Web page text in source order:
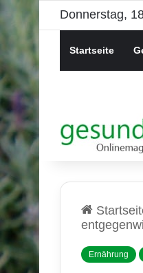
Donnerstag,
Startseite
Ernährung